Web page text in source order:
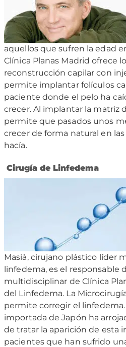
aquellos que sufren la edad
Clínica Planas Madrid ofrece
reconstrucción capilar con
permite implantar folículos
paciente donde el pelo ha
crecer. Al implantar la matriz
permite que pasados unos
crecer de forma natural en
hacía.
Cirugía de Linfedema
Masià, cirujano plástico líder
linfedema, es el responsable
multidisciplinar de Clínica
del Linfedema. La
permite corregir el
importada de Japón ha
de tratar la aparición de esta
pacientes que han sufrido